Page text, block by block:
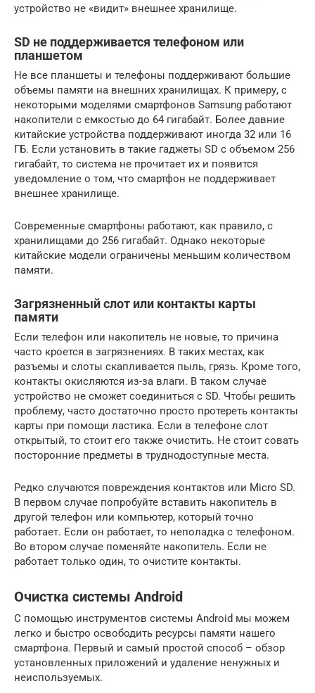
устройство не «видит» внешнее хранилище.
SD не поддерживается телефоном или
планшетом
Не все планшеты и телефоны поддерживают большие
объемы памяти на внешних хранилищах. К примеру, с
некоторыми моделями смартфонов Samsung работают
накопители с емкостью до 64 гигабайт. Более давние
китайские устройства поддерживают иногда 32 или 16
ГБ. Если установить в такие гаджеты SD с объемом 256
гигабайт, то система не прочитает их и появится
уведомление о том, что смартфон не поддерживает
внешнее хранилище.
Современные смартфоны работают, как правило, с
хранилищами до 256 гигабайт. Однако некоторые
китайские модели ограничены меньшим количеством
памяти.
Загрязненный слот или контакты карты
памяти
Если телефон или накопитель не новые, то причина
часто кроется в загрязнениях. В таких местах, как
разъемы и слоты скапливается пыль, грязь. Кроме того,
контакты окисляются из-за влаги. В таком случае
устройство не сможет соединиться с SD. Чтобы решить
проблему, часто достаточно просто протереть контакты
карты при помощи ластика. Если в телефоне слот
открытый, то стоит его также очистить. Не стоит совать
посторонние предметы в труднодоступные места.
Редко случаются повреждения контактов или Micro SD.
В первом случае попробуйте вставить накопитель в
другой телефон или компьютер, который точно
работает. Если он работает, то неполадка с телефоном.
Во втором случае поменяйте накопитель. Если не
работает только один, то очистите контакты.
Очистка системы Android
С помощью инструментов системы Android мы можем
легко и быстро освободить ресурсы памяти нашего
смартфона. Первый и самый простой способ – обзор
установленных приложений и удаление ненужных и
неиспользуемых.